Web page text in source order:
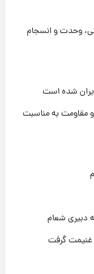
وحدت و انسجام
شده است
مقاومت به مناسبت
دبیری شعام
غنیمت گرفت